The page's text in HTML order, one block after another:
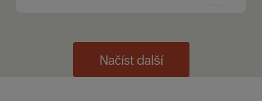
Načíst další